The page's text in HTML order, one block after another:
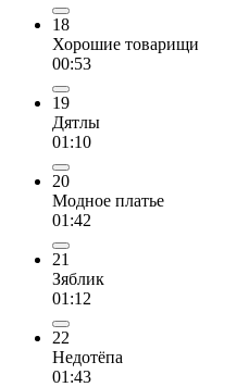
18
Хорошие товарищи
00:53
19
Дятлы
01:10
20
Модное платье
01:42
21
Зяблик
01:12
22
Недотёпа
01:43